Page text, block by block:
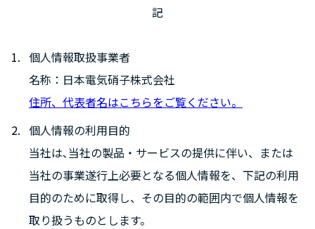
記
個人情報取扱事業者
名称：日本電気硝子株式会社
住所、代表者名はこちらをご覧ください。
個人情報の利用目的
当社は､当社の製品・サービスの提供に伴い、または
当社の事業遂行上必要となる個人情報を、下記の利用
目的のために取得し、その目的の範囲内で個人情報を
取り扱うものとします。